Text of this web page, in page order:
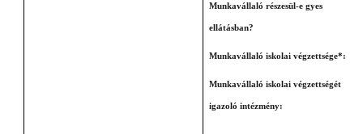
Munkavállaló részesül-e gyes
ellátásban?
Munkavállaló iskolai végzettsége*:
Munkavállaló iskolai végzettségét
igazoló intézmény: